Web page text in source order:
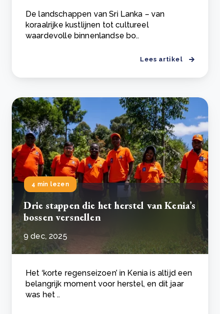
De landschappen van Sri Lanka – van
koraalrijke kustlijnen tot cultureel
waardevolle binnenlandse bo..
Lees artikel
4 min lezen
Drie stappen die het herstel van Kenia’s
bossen versnellen
9 dec, 2025
Het ‘korte regenseizoen’ in Kenia is altijd een
belangrijk moment voor herstel, en dit jaar
was het ..